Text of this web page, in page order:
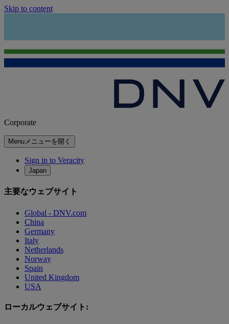
Skip to content
Corporate
Menuメニューを開く
Sign in to Veracity
Japan
主要なウェブサイト
Global - DNV.com
China
Germany
Italy
Netherlands
Norway
Spain
United Kingdom
USA
ローカルウェブサイト: